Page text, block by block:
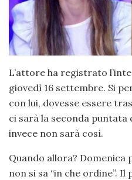
L’attore ha registrato
giovedì 16 settembre. Si
con lui, dovesse essere
ci sarà la seconda puntata
invece non sarà così.
Quando allora? Domenica
non si sa “in che ordine”.